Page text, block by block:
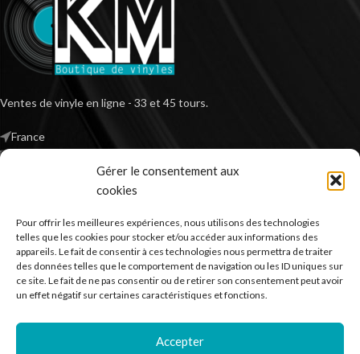
Gérer le consentement aux
cookies
Pour offrir les meilleures expériences, nous utilisons des technologies
telles que les cookies pour stocker et/ou accéder aux informations des
appareils. Le fait de consentir à ces technologies nous permettra de traiter
des données telles que le comportement de navigation ou les ID uniques sur
ce site. Le fait de ne pas consentir ou de retirer son consentement peut avoir
un effet négatif sur certaines caractéristiques et fonctions.
Accepter
Ventes de vinyle en ligne - 33 et 45 tours.
France
*TVA non applicable – article 293 B du CGI
RECHERCHER DES PRODUITS
NOS SERVICES